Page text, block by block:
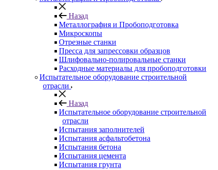
Назад
Металлография и Пробоподготовка
Микроскопы
Отрезные станки
Пресса для запрессовки образцов
Шлифовально-полировальные станки
Расходные материалы для пробоподготовки
Испытательное оборудование строительной
отрасли
Назад
Испытательное оборудование строительной
отрасли
Испытания заполнителей
Испытания асфальтобетона
Испытания бетона
Испытания цемента
Испытания грунта